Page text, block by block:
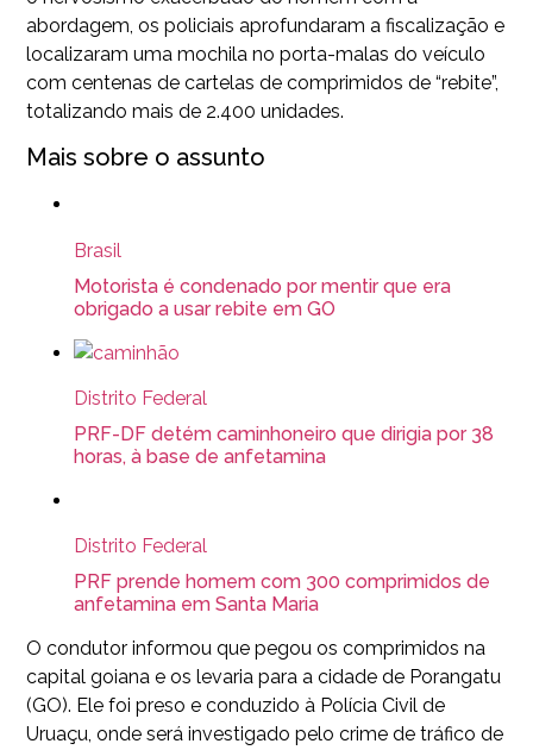
abordagem, os policiais aprofundaram a fiscalização e
localizaram uma mochila no porta-malas do veículo
com centenas de cartelas de comprimidos de “rebite”,
totalizando mais de 2.400 unidades.
Mais sobre o assunto
Brasil
Motorista é condenado por mentir que era
obrigado a usar rebite em GO
Distrito Federal
PRF-DF detém caminhoneiro que dirigia por 38
horas, à base de anfetamina
Distrito Federal
PRF prende homem com 300 comprimidos de
anfetamina em Santa Maria
O condutor informou que pegou os comprimidos na
capital goiana e os levaria para a cidade de Porangatu
(GO). Ele foi preso e conduzido à Polícia Civil de
Uruaçu, onde será investigado pelo crime de tráfico de